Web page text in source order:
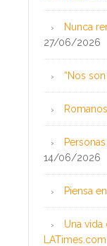
Nunca
27/06/2026
“Nos
14/06/2026
Piensa
Una vida
LATimes.com